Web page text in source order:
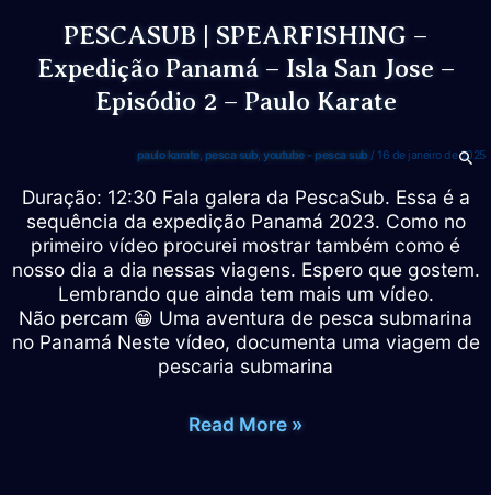
PESCASUB | SPEARFISHING –
Expedição Panamá – Isla San Jose –
Episódio 2 – Paulo Karate
paulo karate, pesca sub,youtube - pesca sub / 16 de janeiro de 2025
Duração: 12:30 Fala galera da PescaSub. Essa é a
sequência da expedição Panamá 2023. Como no
primeiro vídeo procurei mostrar também como é
nosso dia a dia nessas viagens. Espero que gostem.
Lembrando que ainda tem mais um vídeo.
Não percam 😁 Uma aventura de pesca submarina
no Panamá Neste vídeo, documenta uma viagem de
pescaria submarina
PESCASUB
Read More »